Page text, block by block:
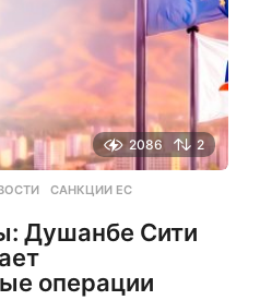
2086 2
,САНКЦИИ ЕС
Душанбе Сити
операции